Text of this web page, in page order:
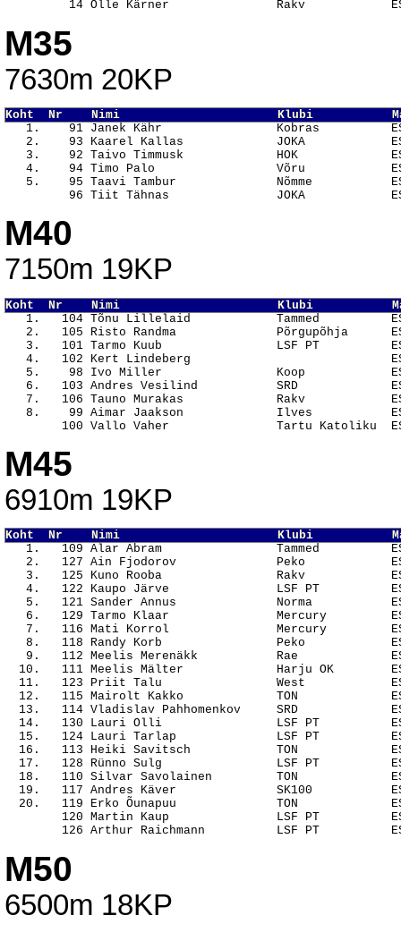
M35
7630m 20KP
Koht  Nr    Nimi                      Klubi
1.    91 Janek Kähr                Kobras
2.    93 Kaarel Kallas             JOKA
3.    92 Taivo Timmusk             HOK
4.    94 Timo Palo                 Võru
5.    95 Taavi Tambur              Nõmme
M40
7150m 19KP
Koht  Nr    Nimi                      Klubi
1.   104 Tõnu Lillelaid            Tammed
2.   105 Risto Randma              Põrgupõhja
3.   101 Tarmo Kuub                LSF PT
4.   102 Kert Lindeberg
5.    98 Ivo Miller                Koop
6.   103 Andres Vesilind           SRD
7.   106 Tauno Murakas             Rakv
8.    99 Aimar Jaakson             Ilves
M45
6910m 19KP
Koht  Nr    Nimi                      Klubi
1.   109 Alar Abram                Tammed
2.   127 Ain Fjodorov              Peko
3.   125 Kuno Rooba                Rakv
4.   122 Kaupo Järve               LSF PT
5.   121 Sander Annus              Norma
6.   129 Tarmo Klaar               Mercury
7.   116 Mati Korrol               Mercury
8.   118 Randy Korb                Peko
9.   112 Meelis Merenäkk           Rae
10.   111 Meelis Mälter             Harju OK
11.   123 Priit Talu                West
12.   115 Mairolt Kakko             TON
13.   114 Vladislav Pahhomenkov     SRD
14.   130 Lauri Olli                LSF PT
15.   124 Lauri Tarlap              LSF PT
16.   113 Heiki Savitsch            TON
17.   128 Rünno Sulg                LSF PT
18.   110 Silvar Savolainen         TON
19.   117 Andres Käver              SK100
20.   119 Erko Õunapuu              TON
120 Martin Kaup               LSF PT
M50
6500m 18KP